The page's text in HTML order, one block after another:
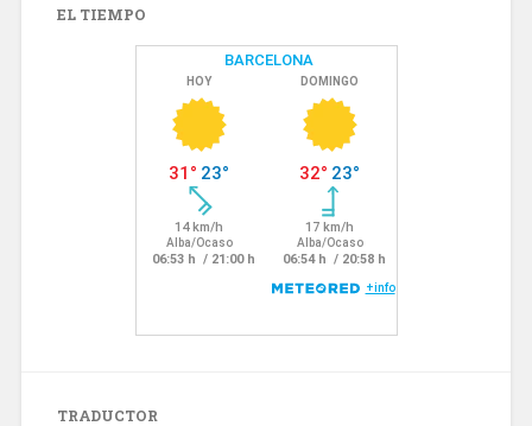
EL TIEMPO
TRADUCTOR